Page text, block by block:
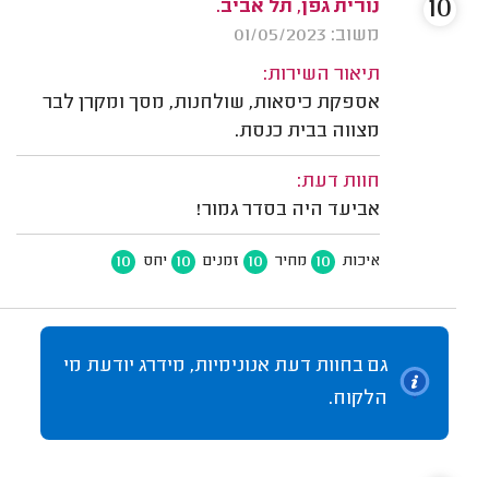
נורית גפן, תל אביב.
משוב: 01/05/2023
תיאור השירות:
אספקת כיסאות, שולחנות, מסך ומקרן לבר
מצווה בבית כנסת.
חוות דעת:
אביעד היה בסדר גמור!
איכות 10 מחיר 10 זמנים 10 יחס 10
10
גם בחוות דעת אנונימיות, מידרג יודעת מי
הלקוח.